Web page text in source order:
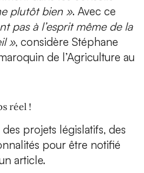
plutôt bien ». Avec ce
pas à l’esprit même de la
», considère Stéphane
de l’Agriculture au
réel !
projets législatifs, des
pour être notifié
article.